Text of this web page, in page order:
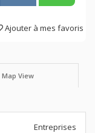
Ajouter à mes favoris
Map View
Entreprises